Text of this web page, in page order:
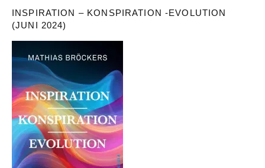
INSPIRATION – KONSPIRATION -EVOLUTION
(JUNI 2024)